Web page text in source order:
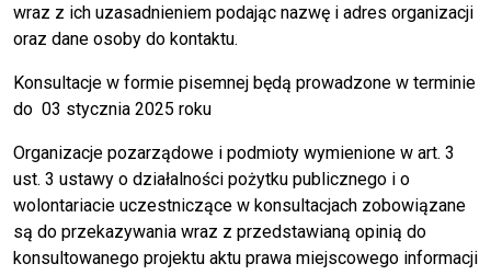
wraz z ich uzasadnieniem podając nazwę i adres organizacji
oraz dane osoby do kontaktu.
Konsultacje w formie pisemnej będą prowadzone w terminie
do 03 stycznia 2025 roku
Organizacje pozarządowe i podmioty wymienione w art. 3
ust. 3 ustawy o działalności pożytku publicznego i o
wolontariacie uczestniczące w konsultacjach zobowiązane
są do przekazywania wraz z przedstawianą opinią do
konsultowanego projektu aktu prawa miejscowego informacji